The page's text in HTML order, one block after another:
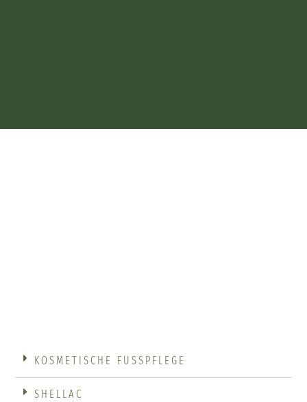
KOSMETISCHE FUSSPFLEGE
SHELLAC